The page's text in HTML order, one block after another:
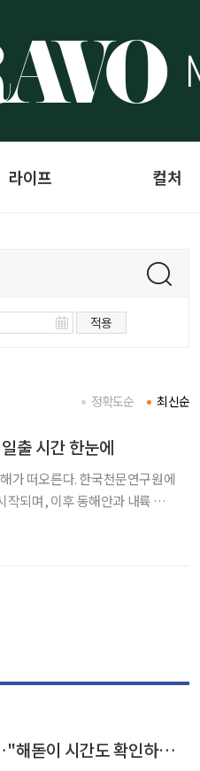
라이프 컬처
적용
최신순
정확도순
출 시간 한눈에
가 떠오른다. 한국천문연구원에
작되며, 이후 동해안과 내륙 지
[날씨] '2024년 마지막 날' 전국 대체로 맑음…"해돋이 시간도 확인하세요"